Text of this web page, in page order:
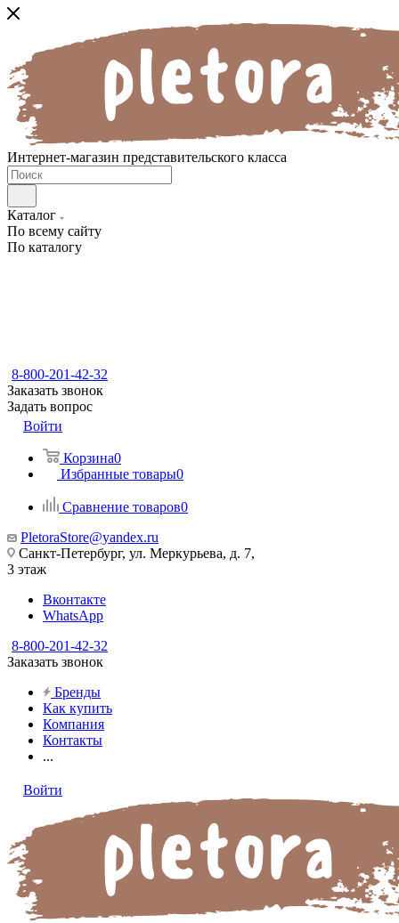
Интернет-магазин представительского класса
Каталог
По всему сайту
По каталогу
8-800-201-42-32
Заказать звонок
Задать вопрос
Войти
Корзина0
Избранные товары0
Сравнение товаров0
PletoraStore@yandex.ru
Санкт-Петербург, ул. Меркурьева, д. 7,
3 этаж
Вконтакте
WhatsApp
8-800-201-42-32
Заказать звонок
Бренды
Как купить
Компания
Контакты
...
Войти